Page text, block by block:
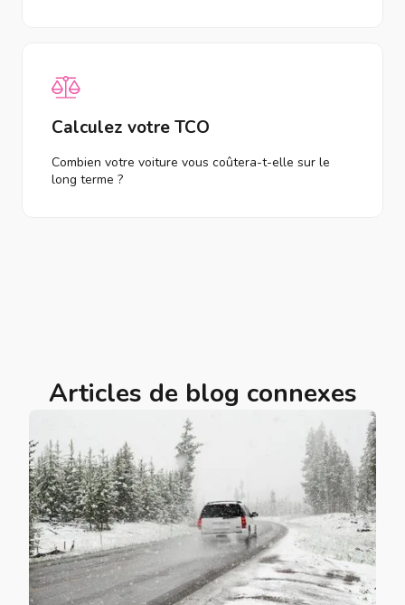
Calculez votre TCO
Combien votre voiture vous coûtera-t-elle sur le
long terme ?
Articles de blog connexes